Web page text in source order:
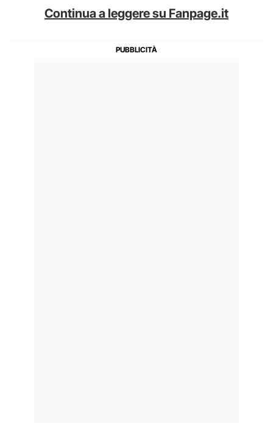
Continua a leggere su Fanpage.it